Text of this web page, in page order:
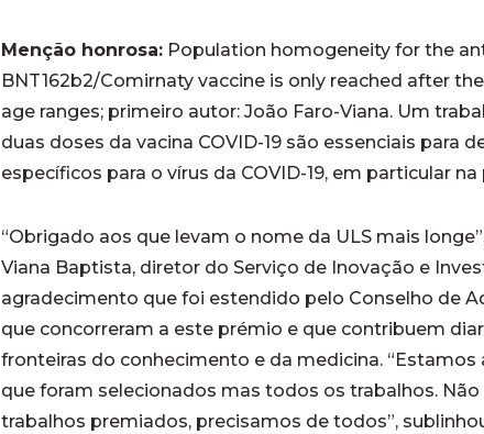
Menção honrosa:Population homogeneity for the
BNT162b2/Comirnaty vaccine is only reached after
age ranges; primeiro autor: João Faro-Viana. Um
duas doses da vacina COVID-19 são essenciais para
específicos para o vírus da COVID-19, em particular
“Obrigado aos que levam o nome da ULS mais
Viana Baptista, diretor do Serviço de Inovação e
agradecimento que foi estendido pelo Conselho de
que concorreram a este prémio e que contribuem
fronteiras do conhecimento e da medicina. “Estamos
que foram selecionados mas todos os trabalhos.
trabalhos premiados, precisamos de todos”,